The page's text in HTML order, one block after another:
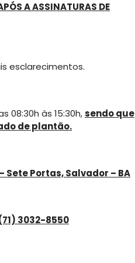
A ASSINATURAS DE
esclarecimentos.
08:30h às 15:30h,sendo que
de plantão.
Sete Portas, Salvador – BA
3032-8550